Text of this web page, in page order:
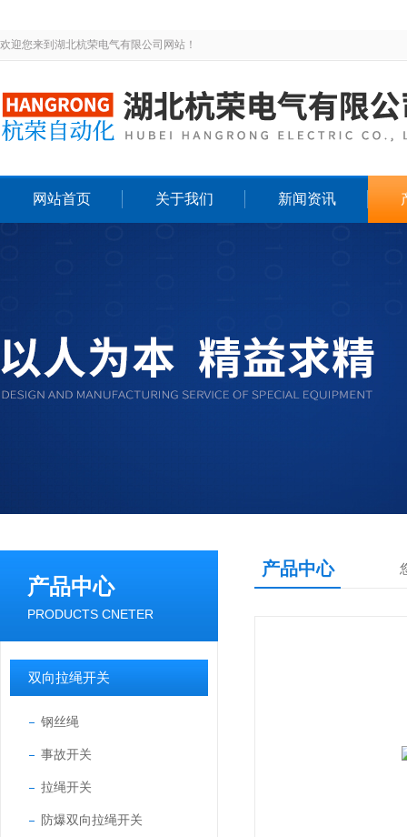
欢迎您来到湖北杭荣电气有限公司网站！
网站首页 关于我们 新闻资讯
产品中心
PRODUCTS CNETER
双向拉绳开关
钢丝绳
事故开关
拉绳开关
防爆双向拉绳开关
产品中心